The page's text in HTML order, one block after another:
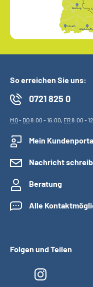
So erreichen Sie uns:
0721 825 0
MO- DO8:00 - 16:00, FR8:00 -
Mein
Nachricht
Beratung
Alle
Folgen und Teilen